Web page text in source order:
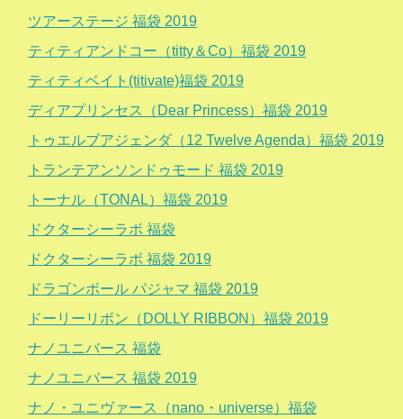
ツアーステージ 福袋 2019
ティティアンドコー（titty＆Co）福袋 2019
ティティベイト(titivate)福袋 2019
ディアプリンセス（Dear Princess）福袋 2019
トゥエルブアジェンダ（12 Twelve Agenda）福袋 2019
トランテアンソンドゥモード 福袋 2019
トーナル（TONAL）福袋 2019
ドクターシーラボ 福袋
ドクターシーラボ 福袋 2019
ドラゴンボール パジャマ 福袋 2019
ドーリーリボン（DOLLY RIBBON）福袋 2019
ナノユニバース 福袋
ナノユニバース 福袋 2019
ナノ・ユニヴァース（nano・universe）福袋